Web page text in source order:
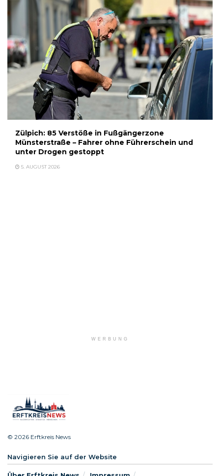
Zülpich: 85 Verstöße in Fußgängerzone
Münsterstraße – Fahrer ohne Führerschein und
unter Drogen gestoppt
5. AUGUST 2026
WERBUNG
© 2026 Erftkreis News
Navigieren Sie auf der Website